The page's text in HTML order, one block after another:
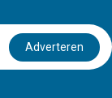
Adverteren